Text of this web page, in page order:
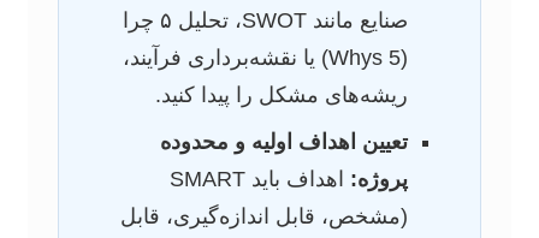
صنایع مانند SWOT، تحلیل ۵ چرا
(5 Whys) یا نقشه‌برداری فرآیند،
ریشه‌های مشکل را پیدا کنید.
تعیین اهداف اولیه و محدوده
پروژه:
اهداف باید SMART
(مشخص، قابل اندازه‌گیری، قابل